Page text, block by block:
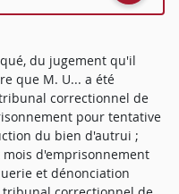
du jugement qu'il
que M. U... a été
correctionnel de
pour tentative
du bien d'autrui ;
d'emprisonnement
et dénonciation